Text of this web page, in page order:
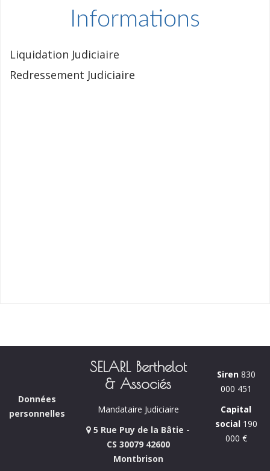
Informations
Liquidation Judiciaire
Redressement Judiciaire
Données
personnelles
SELARL Berthelot
& Associés
Mandataire Judiciaire
5 Rue Puy de la Bâtie -
CS 30079 42600
Montbrison
Siren830
000 451
Capital
social190
000 €